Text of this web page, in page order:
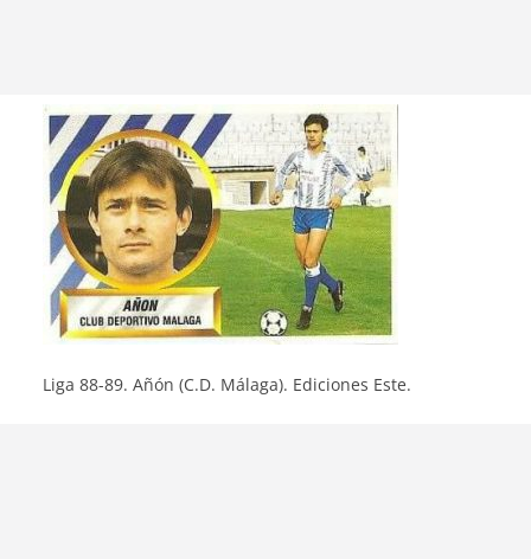
Liga 88-89. Añón (C.D. Málaga). Ediciones Este.